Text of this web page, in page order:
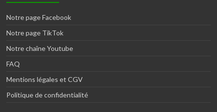
Notre page Facebook
Notre page TikTok
Notre chaîne Youtube
FAQ
Mentions légales et CGV
Politique de confidentialité